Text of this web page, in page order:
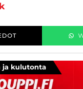
ja kulutonta